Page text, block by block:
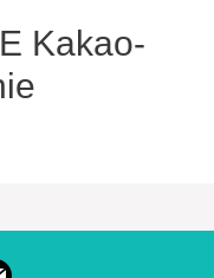
Kakao-